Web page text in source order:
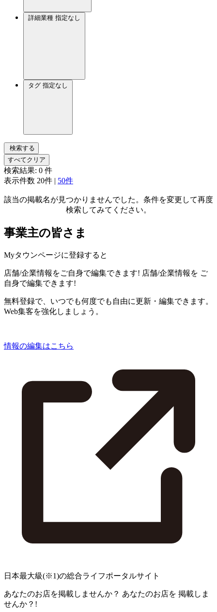
詳細業種 指定なし
タグ 指定なし
検索する
すべてクリア
検索結果: 0 件
表示件数 20件 | 50件
該当の掲載名が見つかりませんでした。条件を変更して再度
検索してみてください。
事業主の皆さま
Myタウンページに登録すると
店舗/企業情報をご自身で編集できます! 店舗/企業情報を ご
自身で編集できます!
無料登録で、いつでも何度でも自由に更新・編集できます。
Web集客を強化しましょう。
情報の編集はこちら
日本最大級(※1)の総合ライフポータルサイト
あなたのお店を掲載しませんか？ あなたのお店を 掲載しま
せんか？!